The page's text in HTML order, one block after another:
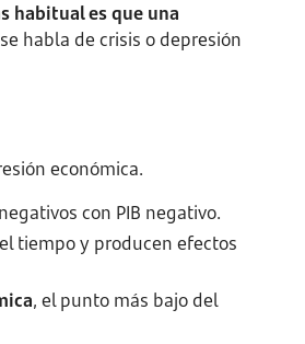
habitual es que una
habla de crisis o depresión
económica.
con PIB negativo.
tiempo y producen efectos
, el punto más bajo del